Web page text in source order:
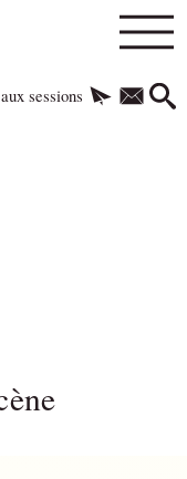
sessions